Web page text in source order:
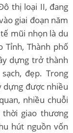
thị loại II, đang
giai đoạn năm
mũi nhọn là du
Tỉnh, Thành phố
dựng trở thành
đẹp. Trong
dựng được nhiều
nhiều chuỗi
giao thương
hút nguồn vốn